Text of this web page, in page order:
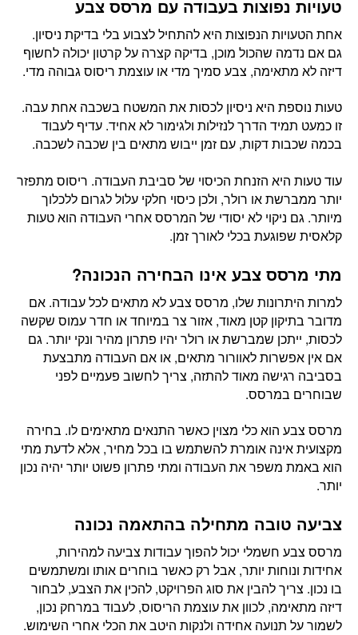
טעויות נפוצות בעבודה עם מרסס צבע
אחת הטעויות הנפוצות היא להתחיל לצבוע בלי בדיקת ניסיון.
גם אם נדמה שהכול מוכן, בדיקה קצרה על קרטון יכולה לחשוף
דיזה לא מתאימה, צבע סמיך מדי או עוצמת ריסוס גבוהה מדי.
טעות נוספת היא ניסיון לכסות את המשטח בשכבה אחת עבה.
זו כמעט תמיד הדרך לנזילות ולגימור לא אחיד. עדיף לעבוד
בכמה שכבות דקות, עם זמן ייבוש מתאים בין שכבה לשכבה.
עוד טעות היא הזנחת הכיסוי של סביבת העבודה. ריסוס מתפזר
יותר ממברשת או רולר, ולכן כיסוי חלקי עלול לגרום ללכלוך
מיותר. גם ניקוי לא יסודי של המרסס אחרי העבודה הוא טעות
קלאסית שפוגעת בכלי לאורך זמן.
מתי מרסס צבע אינו הבחירה הנכונה?
למרות היתרונות שלו, מרסס צבע לא מתאים לכל עבודה. אם
מדובר בתיקון קטן מאוד, אזור צר במיוחד או חדר עמוס שקשה
לכסות, ייתכן שמברשת או רולר יהיו פתרון מהיר ונקי יותר. גם
אם אין אפשרות לאוורור מתאים, או אם העבודה מתבצעת
בסביבה רגישה מאוד להתזה, צריך לחשוב פעמיים לפני
שבוחרים במרסס.
מרסס צבע הוא כלי מצוין כאשר התנאים מתאימים לו. בחירה
מקצועית אינה אומרת להשתמש בו בכל מחיר, אלא לדעת מתי
הוא באמת משפר את העבודה ומתי פתרון פשוט יותר יהיה נכון
יותר.
צביעה טובה מתחילה בהתאמה נכונה
מרסס צבע חשמלי יכול להפוך עבודות צביעה למהירות,
אחידות ונוחות יותר, אבל רק כאשר בוחרים אותו ומשתמשים
בו נכון. צריך להבין את סוג הפרויקט, להכין את הצבע, לבחור
דיזה מתאימה, לכוון את עוצמת הריסוס, לעבוד במרחק נכון,
לשמור על תנועה אחידה ולנקות היטב את הכלי אחרי השימוש.